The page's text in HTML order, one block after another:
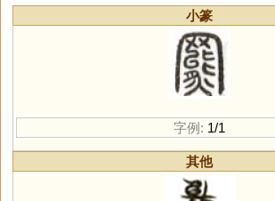
小篆
字例: 1/1
其他